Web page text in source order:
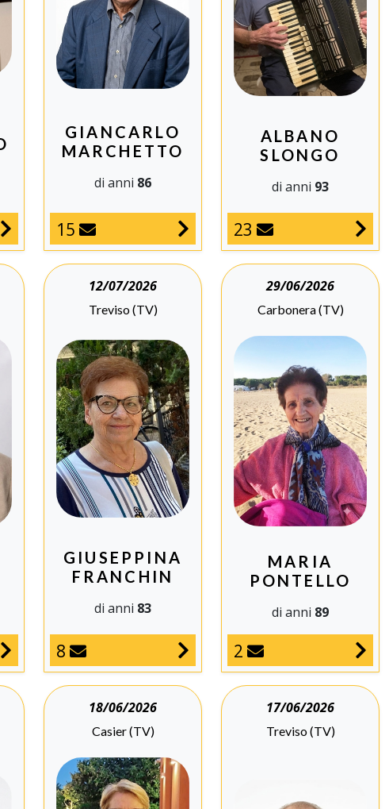
GIANCARLO
MARCHETTO
di anni 86
15
ALBANO
SLONGO
di anni 93
23
12/07/2026
Treviso (TV)
GIUSEPPINA
FRANCHIN
di anni 83
8
29/06/2026
Carbonera (TV)
MARIA
PONTELLO
di anni 89
2
18/06/2026
Casier (TV)
17/06/2026
Treviso (TV)